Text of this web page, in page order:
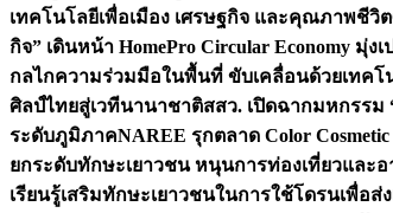
เทคโนโลยีเพื่อเมือง เศรษฐกิจ และคุณภาพชีวิต
กิจ” เดินหน้า HomePro Circular Economy มุ่
กลไกความร่วมมือในพื้นที่ ขับเคลื่อนด้วยเทค
ศิลป์ไทยสู่เวทีนานาชาติสสว. เปิดฉากมหกรรม
ระดับภูมิภาคNAREE รุกตลาด Color
ยกระดับทักษะเยาวชน หนุนการท่องเที่ยวและ
เรียนรู้เสริมทักษะเยาวชนในการใช้โดรนเพื่อ